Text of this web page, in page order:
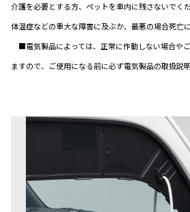
介護を必要とする方、ペットを車内に残さないでく
体温症などの重大な障害に及ぶか、最悪の場合死亡
■電気製品によっては、正常に作動しない場合や
ますので、ご使用になる前に必ず電気製品の取扱説